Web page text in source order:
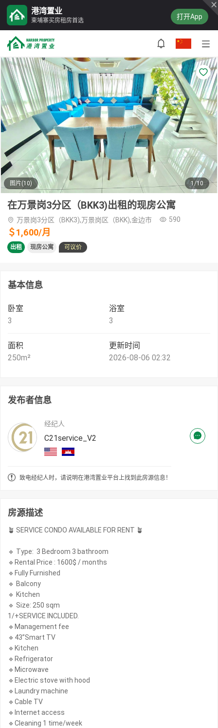
港湾置业
柬埔寨买房租房首选 打开App
图片(10) 1/10
在万景岗3分区（BKK3)出租的现房公寓
万景岗3分区（BKK3),万景岗区（BKK),金边市 590
＄1,600/月
出租 现房公寓 可议价
基本信息
卧室
3
浴室
3
面积
250m²
更新时间
2026-08-06 02:32
发布者信息
经纪人
C21service_V2
致电经纪人时，请说明在港湾置业平台上找到此房源信息！
房源描述
🪴 SERVICE CONDO AVAILABLE FOR RENT 🪴
🔹 Type: 3 Bedroom 3 bathroom
🔹Rental Price : 1600$ / months
🔹Fully Furnished
🔹 Balcony
🔹 Kitchen
🔹 Size: 250 sqm
1/+SERVICE INCLUDED.
🔹Management fee
🔹43”Smart TV
🔹Kitchen
🔹Refrigerator
🔹Microwave
🔹Electric stove with hood
🔹Laundry machine
🔹Cable TV
🔹Internet access
🔹Cleaning 1 time/week